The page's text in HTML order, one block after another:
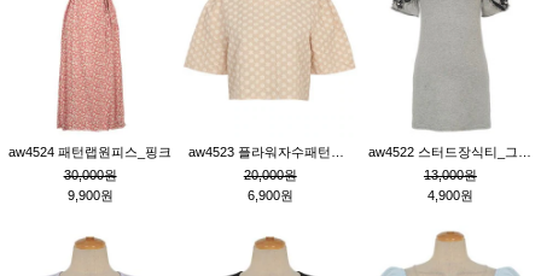
aw4524 패턴랩원피스_핑크
30,000원
9,900원
20,000원
6,900원
13,000원
4,900원